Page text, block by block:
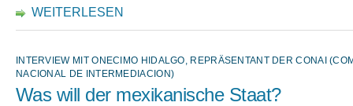
WEITERLESEN
INTERVIEW MIT ONECIMO HIDALGO, REPRÄSENTANT DER CONAI
NACIONAL DE INTERMEDIACION)
Was will der mexikanische Staat?